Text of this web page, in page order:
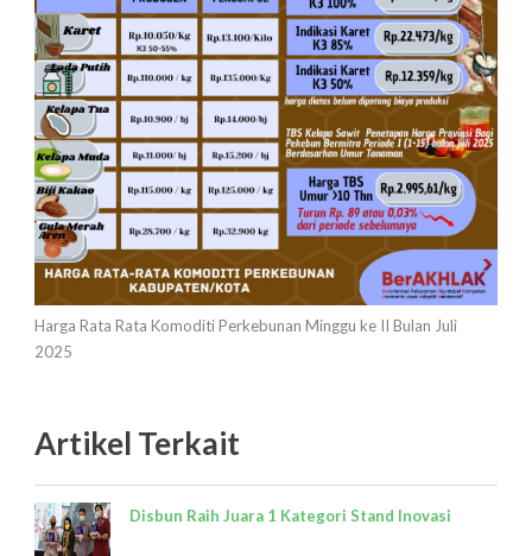
Harga Rata Rata Komoditi Perkebunan Minggu ke II Bulan Juli
2025
Artikel Terkait
Disbun Raih Juara 1 Kategori Stand Inovasi